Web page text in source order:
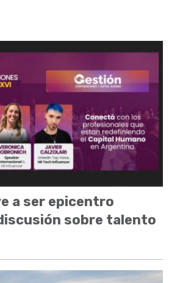
a ser epicentro
sobre talento